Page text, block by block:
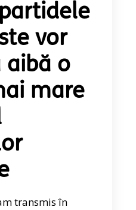
vor
aibă o
mare
transmis în